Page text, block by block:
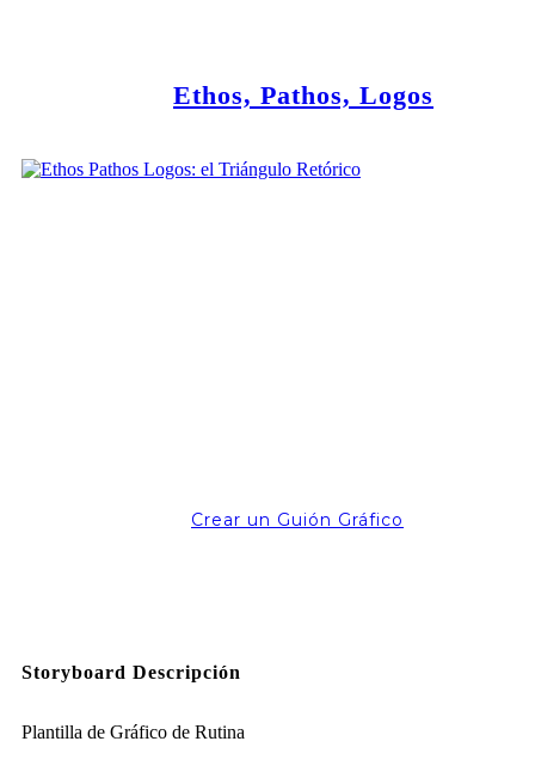
Ethos, Pathos, Logos
Crear un Guión Gráfico
Storyboard Descripción
Plantilla de Gráfico de Rutina